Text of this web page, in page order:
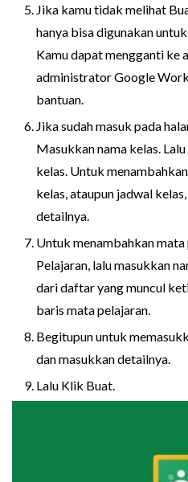
Jika kamu tidak melihat
hanya bisa digunakan
Kamu dapat mengganti ke
administrator Google
bantuan.
Jika sudah masuk pada
Masukkan nama kelas.
kelas. Untuk
kelas, ataupun jadwal
detailnya.
Untuk menambahkan
Pelajaran, lalu masukkan
dari daftar yang muncul
baris mata pelajaran.
Begitupun untuk
dan masukkan detailnya.
Lalu Klik Buat.